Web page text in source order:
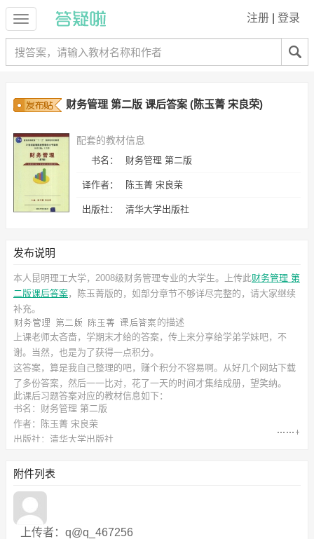
注册 登录
财务管理 第二版 课后答案 (陈玉菁 宋良荣)
配套的教材信息
书名： 财务管理 第二版
译作者： 陈玉菁 宋良荣
出版社： 清华大学出版社
发布说明
本人昆明理工大学，2008级财务管理专业的大学生。上传此财务管理 第
二版课后答案，陈玉菁版的，如部分章节不够详尽完整的，请大家继续
补充。
的描述
上课老师太吝啬，学期末才给的答案，传上来分享给学弟学妹吧，不
谢。当然，也是为了获得一点积分。
这答案，算是我自己整理的吧，赚个积分不容易啊。从好几个网站下载
了多份答案，然后一一比对，花了一天的时间才集结成册，望笑纳。
此课后习题答案对应的教材信息如下：
书名：财务管理 第二版
作者：陈玉菁 宋良荣
出版社：清华大学出版社
财务管理_陈玉菁_课后答案[1-12章].pdf
附件列表
上传者：q@q_467256